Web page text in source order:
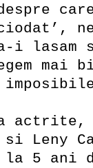
i lasam
mai
actrite,
si Leny
la 5 ani